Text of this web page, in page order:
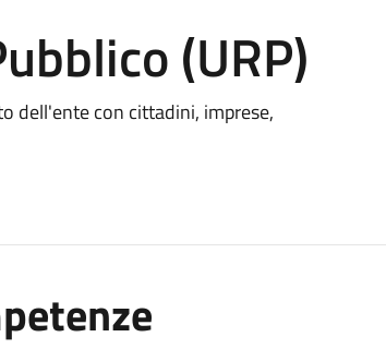
(URP)
dell'ente con cittadini, imprese,